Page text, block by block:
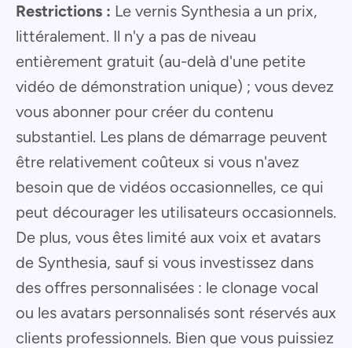
Restrictions : Le vernis Synthesia a un prix,
littéralement. Il n'y a pas de niveau
entièrement gratuit (au-delà d'une petite
vidéo de démonstration unique) ; vous devez
vous abonner pour créer du contenu
substantiel. Les plans de démarrage peuvent
être relativement coûteux si vous n'avez
besoin que de vidéos occasionnelles, ce qui
peut décourager les utilisateurs occasionnels.
De plus, vous êtes limité aux voix et avatars
de Synthesia, sauf si vous investissez dans
des offres personnalisées : le clonage vocal
ou les avatars personnalisés sont réservés aux
clients professionnels. Bien que vous puissiez